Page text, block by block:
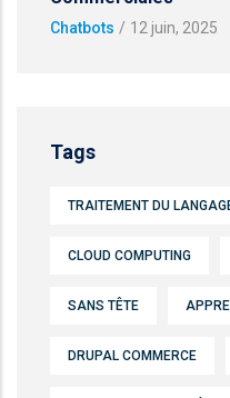
Chatbots / 12 juin, 2025
Tags
TRAITEMENT DU
CLOUD COMPUTING
SANS TÊTE
DRUPAL COMMERCE